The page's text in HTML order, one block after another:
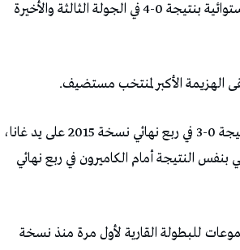
تلقى منتخب الكوت ديفوار هزيمة ثقيلة على أرضه أمام غينيا الاستوائية بنتيجة 0-4 في الجولة الثالثة والأخيرة
الهزيمة الأكبر لمنتخب مستضيف.
وكانت أكبر هزيمة لأصحاب الأرض من نصيب غينيا الاستوائية بنتيجة 0-3 في ربع نهائي نسخة 2015 على يد غانا،
مالي بنفس النتيجة أمام الكاميرون في ربع نهائي
للبطولة القارية لأول مرة منذ نسخة